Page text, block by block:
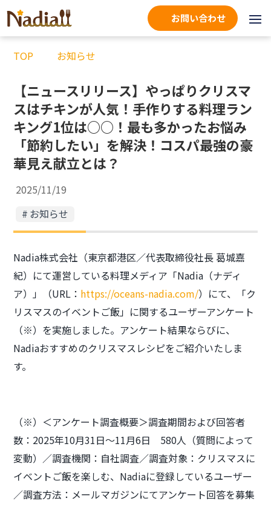
お問い合わせ
TOP お知らせ
【ニュースリリース】やっぱりクリスマ
スはチキンが人気！手作りする料理ラン
キング1位は○○！最も多かったお悩み
「節約したい」を解決！コスパ最強の豪
華見え献立とは？
2025/11/19
お知らせ
Nadia株式会社（東京都港区／代表取締役社長 葛城嘉
紀）にて運営している料理メディア「Nadia（ナディ
ア）」（URL： https://oceans-nadia.com/）にて、「ク
リスマスのイベントご飯」に関するユーザーアンケート
（※）を実施しました。アンケート結果ならびに、
Nadiaおすすめのクリスマスレシピをご紹介いたしま
す。
（※）＜アンケート調査概要＞調査期間および回答者
数：2025年10月31日～11月6日 580人（質問によって
変動）／調査機関：自社調査／調査対象：クリスマスに
イベントご飯を楽しむ、Nadiaに登録しているユーザー
／調査方法：メールマガジンにてアンケート回答を募集